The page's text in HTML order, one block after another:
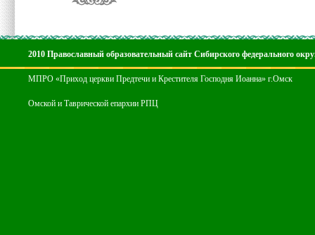
2010 Православный образовательный сайт Сибирского федерального
МПРО «Приход церкви Предтечи и Крестителя Господня Иоанна» г.Омск
Омской и Таврической епархии РПЦ